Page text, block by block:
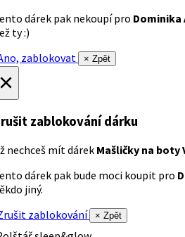
dárek pak nekoupí pro
ty :)
zablokovat
× Zpět
zablokování dárku
nechceš mít dárek Mašličky na boty
dárek pak bude moci koupit pro
jiný.
zablokování
× Zpět